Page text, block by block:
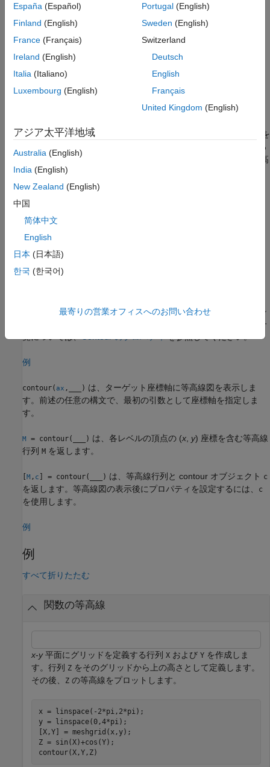
れぞれ平面のx座標と 座標です。
contour(X,Y,Z 座標および
は、前述の任意の構文における最後の引数
levelsを指定し、自動的に選択されたレベル (高さ)
の等高線を
表示します。特定の高さの等高線を描画するには、単調増加する
値のベクトルとして
) の等高
線を描画するには、
指定します。
例
contour(
す。
例
を使用して、等高線図の追加のオプションを指定します。オプシ
ョンは他のすべての入力引数の後に指定します。プロパティの一
例
contour(ax , ) は、ターゲット座標軸に等高線図を表示しま
す。前述の任意の構文で、最初の引数として座標軸を指定しま
す。
M = contour( ) は、各レベルの頂点の (x y) 座標を含む等高線
行列 M を返します。
[M , c ] = contour( ) は、等高線行列と contour オブジェクト c
を返します。等高線図の表示後にプロパティを設定するには、 c
を使用します。
例
例
すべて折りたたむ
関数の等高線
x-y平面にグリッドを定義する行列 X および Y を作成しま
す。行列
Z をそのグリッドから上の高さとして定義します。
その後、
Z の等高線をプロットします。
x = linspace(-2*pi,2*pi);
y = linspace(0,4*pi);
[X,Y] = meshgrid(x,y);
Z = sin(X)+cos(Y);
contour(X,Y,Z)
España (Español)
Finland (English)
France (Français)
Ireland (English)
Italia (Italiano)
Luxembourg (English)
Portugal(English)
Sweden (English)
Switzerland
Deutsch
English
Français
United Kingdom (English)
アジア太平洋地域
Australia (English)
India (English)
New Zealand (English)
中国
简体中文
English
日本 (日本語)
한국 (한국어)
最寄りの営業オフィスへのお問い合わせ